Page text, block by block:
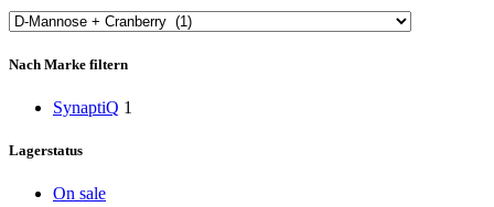
Nach Marke filtern
SynaptiQ 1
Lagerstatus
On sale